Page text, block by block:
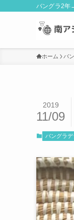
バングラ2年
ホーム バ
2019
11/09
バングラ